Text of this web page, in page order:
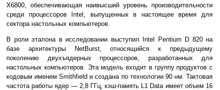
X6800, обеспечивающая наивысший уровень производительности
среди процессоров Intel, выпущенных в настоящее время для
сектора настольных компьютеров.
В роли эталона в исследовании выступил Intel Pentium D 820 на
базе архитектуры NetBurst, относящийся к предыдущему
поколению двухъядерных процессоров, разработанных для
настольных компьютеров. Эта модель входит в группу продуктов с
кодовым именем Smithfield и создана по технологии 90 нм. Тактовая
частота работы ядер — 2,8 ГГц, кэш-память L1 Data имеет объем 16